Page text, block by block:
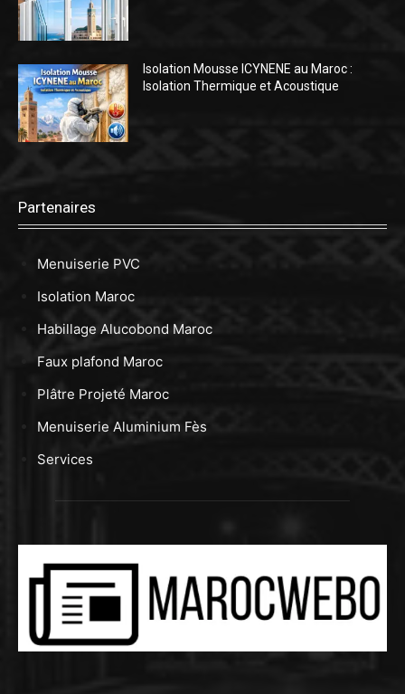
Isolation Mousse ICYNENE au Maroc :
Isolation Thermique et Acoustique
Partenaires
Menuiserie PVC
Isolation Maroc
Habillage Alucobond Maroc
Faux plafond Maroc
Plâtre Projeté Maroc
Menuiserie Aluminium Fès
Services